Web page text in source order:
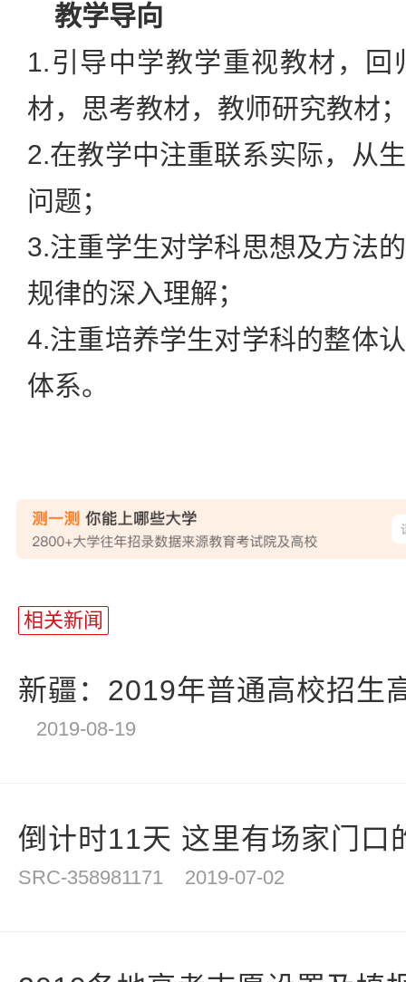
教学导向
1.引导中学教学重视教材，
材，思考教材，教师研究教材
2.在教学中注重联系实际，从
问题；
3.注重学生对学科思想及方法
规律的深入理解；
4.注重培养学生对学科的整体
体系。
相关新闻
新疆：2019年普通高校招生
2019-08-19
倒计时11天 这里有场家门口
SRC-358981171 2019-07-02